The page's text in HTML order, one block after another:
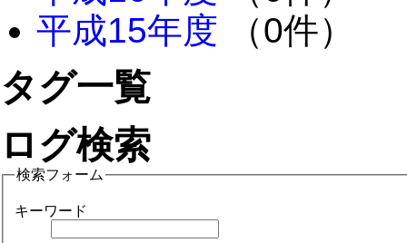
平成15年度 （0件）
タグ一覧
ログ検索
検索フォーム
キーワード